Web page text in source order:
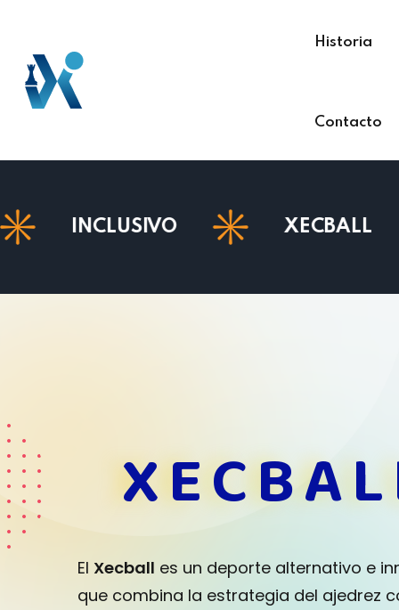
Historia
Contacto
XECBALL
El Xecball es un deporte alternativo e
que combina la estrategia del ajedrez